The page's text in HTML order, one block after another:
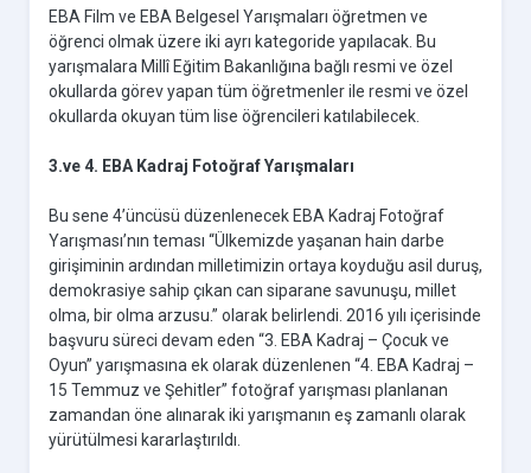
EBA Film ve EBA Belgesel Yarışmaları öğretmen ve
öğrenci olmak üzere iki ayrı kategoride yapılacak. Bu
yarışmalara Millî Eğitim Bakanlığına bağlı resmi ve özel
okullarda görev yapan tüm öğretmenler ile resmi ve özel
okullarda okuyan tüm lise öğrencileri katılabilecek.
3.ve 4. EBA Kadraj Fotoğraf Yarışmaları
Bu sene 4’üncüsü düzenlenecek EBA Kadraj Fotoğraf
Yarışması’nın teması “Ülkemizde yaşanan hain darbe
girişiminin ardından milletimizin ortaya koyduğu asil duruş,
demokrasiye sahip çıkan can siparane savunuşu, millet
olma, bir olma arzusu.” olarak belirlendi. 2016 yılı içerisinde
başvuru süreci devam eden “3. EBA Kadraj – Çocuk ve
Oyun” yarışmasına ek olarak düzenlenen “4. EBA Kadraj –
15 Temmuz ve Şehitler” fotoğraf yarışması planlanan
zamandan öne alınarak iki yarışmanın eş zamanlı olarak
yürütülmesi kararlaştırıldı.